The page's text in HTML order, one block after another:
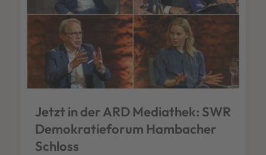
Jetzt in der ARD Mediathek: SWR
Demokratieforum Hambacher
Schloss